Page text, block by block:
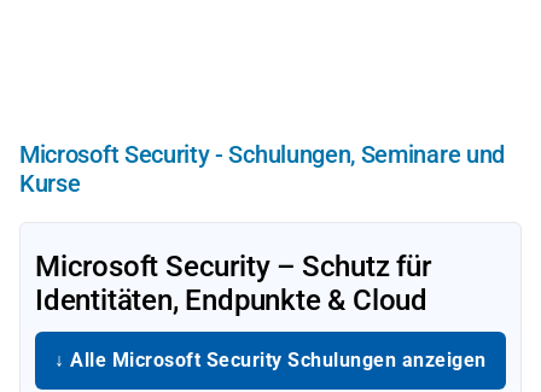
Microsoft Security - Schulungen, Seminare und
Kurse
Microsoft Security – Schutz für
Identitäten, Endpunkte & Cloud
↓ Alle Microsoft Security Schulungen anzeigen